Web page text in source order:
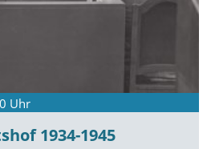
Uhr
1934-1945